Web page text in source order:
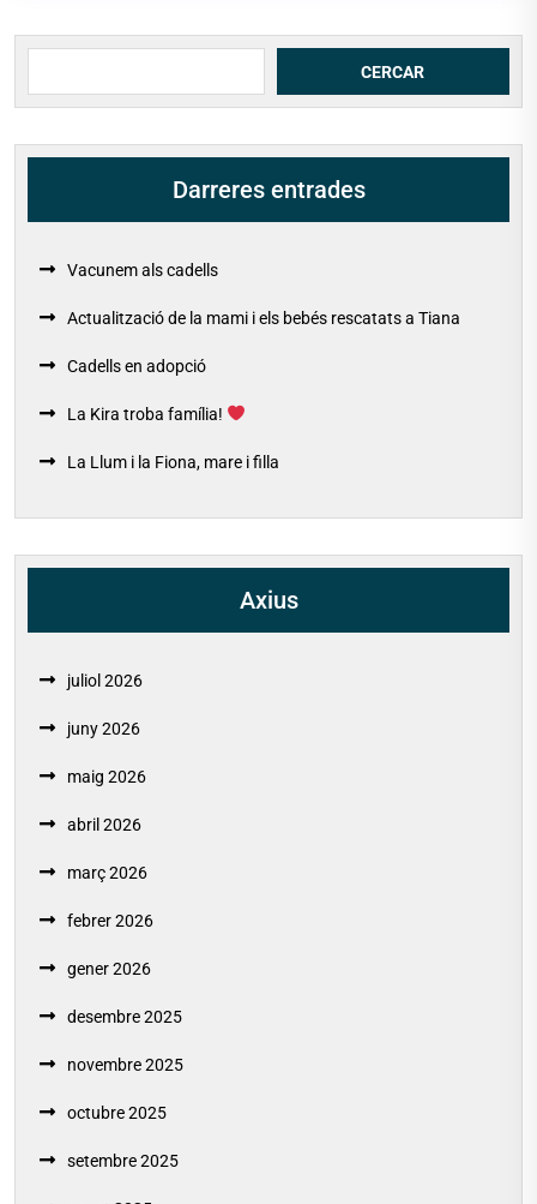
Cerca CERCAR
Darreres entrades
Vacunem als cadells
Actualització de la mami i els bebés rescatats a Tiana
Cadells en adopció
La Kira troba família!
La Llum i la Fiona, mare i filla
Axius
juliol 2026
juny 2026
maig 2026
abril 2026
març 2026
febrer 2026
gener 2026
desembre 2025
novembre 2025
octubre 2025
setembre 2025